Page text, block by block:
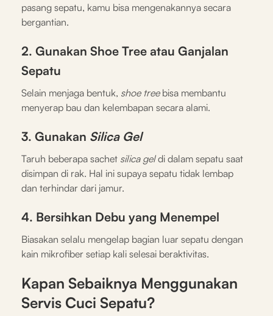
pasang sepatu, kamu bisa mengenakannya secara
bergantian.
2. Gunakan Shoe Tree atau Ganjalan
Sepatu
Selain menjaga bentuk, shoe treebisa membantu
menyerap bau dan kelembapan secara alami.
3. Gunakan Silica Gel
Taruh beberapa sachet silica geldi dalam sepatu saat
disimpan di rak. Hal ini supaya sepatu tidak lembap
dan terhindar dari jamur.
4. Bersihkan Debu yang Menempel
Biasakan selalu mengelap bagian luar sepatu dengan
kain mikrofiber setiap kali selesai beraktivitas.
Kapan Sebaiknya Menggunakan
Servis Cuci Sepatu?